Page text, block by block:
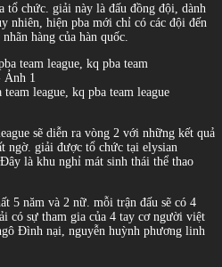
tổ chức. giải này là đấu đồng đội, dành
nhiên, hiện pba mới chỉ có các đội đến
hàng của hàn quốc.
league, kq pba team league
sẽ diễn ra vòng 2 với những kết quả
ngờ. giải được tổ chức tại elysian
là khu nghỉ mát sinh thái thể thao
5 năm và 2 nữ. mỗi trận đấu sẽ có 4
có sự tham gia của 4 tay cơ người việt
Đình nại, nguyễn huỳnh phương linh